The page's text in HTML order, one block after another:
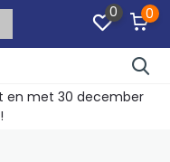
0 0
en met 30 december